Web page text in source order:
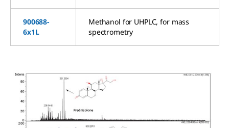
900688-
6x1L
Methanol for UHPLC, for mass
spectrometry